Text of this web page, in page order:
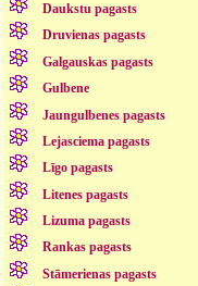
Daukstu pagasts
Druvienas pagasts
Galgauskas pagasts
Gulbene
Jaungulbenes pagasts
Lejasciema pagasts
Līgo pagasts
Litenes pagasts
Lizuma pagasts
Rankas pagasts
Stāmerienas pagasts